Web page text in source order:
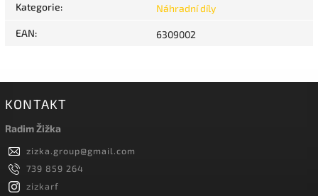
Kategorie: Náhradní díly
EAN: 6309002
KONTAKT
Radim Žižka
zizka.group@gmail.com
739 859 264
zizkarf